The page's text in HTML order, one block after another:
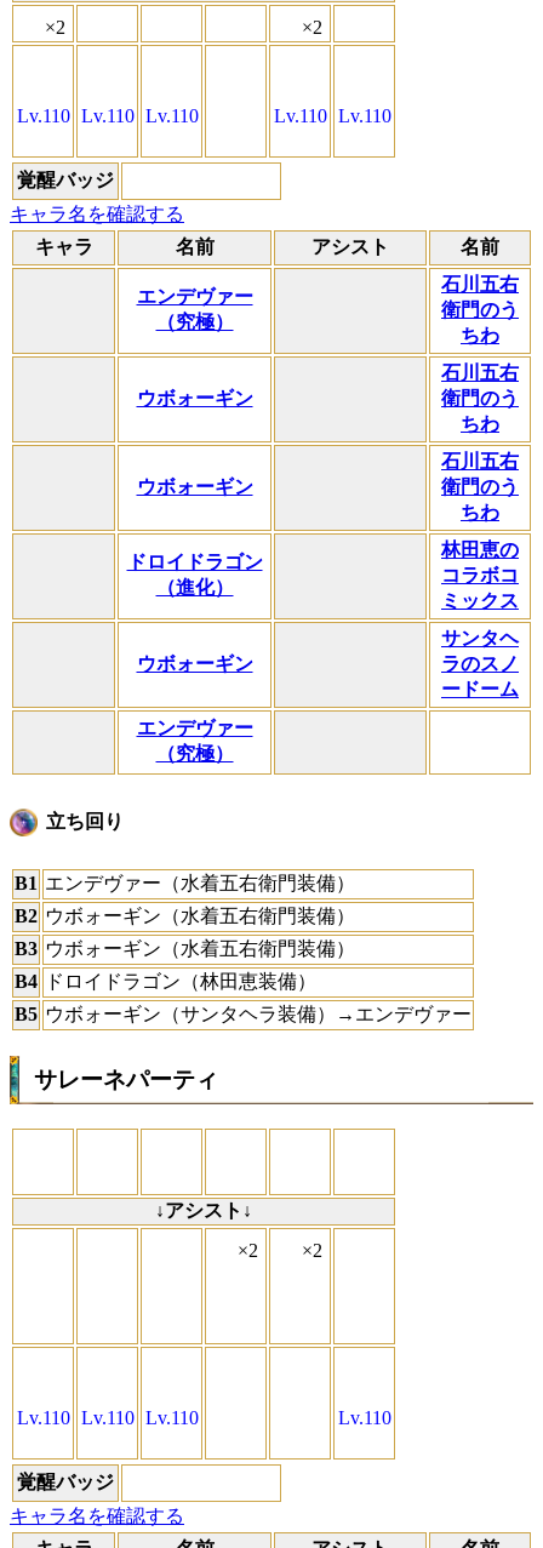
×2
×2
Lv.110 Lv.110 Lv.110 Lv.110 Lv.110
覚醒バッジ
キャラ名を確認する
キャラ
名前 アシスト 名前
エンデヴァー
（究極）
石川五右
衛門のう
ちわ
ウボォーギン
石川五右
衛門のう
ちわ
ウボォーギン
石川五右
衛門のう
ちわ
ドロイドラゴン
（進化）
林田恵の
コラボコ
ミックス
ウボォーギン
サンタヘ
ラのスノ
ードーム
エンデヴァー
（究極）
立ち回り
B1 エンデヴァー（水着五右衛門装備）
B2 ウボォーギン（水着五右衛門装備）
B3 ウボォーギン（水着五右衛門装備）
B4
ドロイドラゴン（林田恵装備）
B5 ウボォーギン（サンタヘラ装備）→エンデヴァー
サレーネパーティ
↓アシスト↓
×2
×2
Lv.110 Lv.110 Lv.110 Lv.110
覚醒バッジ
キャラ名を確認する